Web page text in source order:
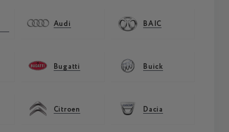
Audi BAIC
Bugatti Buick
Citroen Dacia